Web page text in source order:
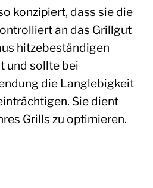
konzipiert, dass sie die
an das Grillgut
hitzebeständigen
und sollte bei
die Langlebigkeit
Sie dient
Grills zu optimieren.